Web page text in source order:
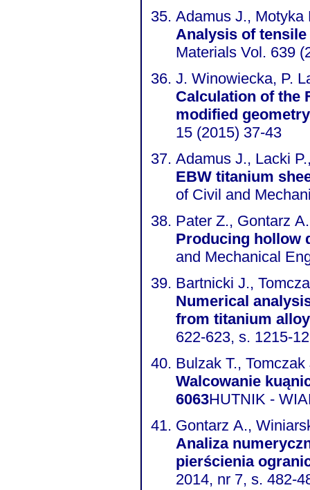
Adamus J., Motyka
Analysis of
Materials Vol. 639
J. Winowiecka, P.
Calculation of the
modified
15 (2015) 37-43
Adamus J., Lacki
EBW titanium
of Civil and
Pater Z., Gontarz
Producing hollow
and Mechanical
Bartnicki J.,
Numerical
from titanium
622-623, s. 1215-
Bulzak T.,
Walcowanie
6063HUTNIK -
Gontarz A.,
Analiza
pierścienia
2014, nr 7, s. 482-